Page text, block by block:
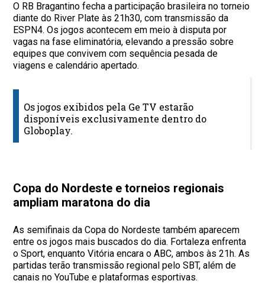
O RB Bragantino fecha a participação brasileira no torneio
diante do River Plate às 21h30, com transmissão da
ESPN4. Os jogos acontecem em meio à disputa por
vagas na fase eliminatória, elevando a pressão sobre
equipes que convivem com sequência pesada de
viagens e calendário apertado.
Os jogos exibidos pela Ge TV estarão
disponíveis exclusivamente dentro do
Globoplay.
Copa do Nordeste e torneios regionais
ampliam maratona do dia
As semifinais da Copa do Nordeste também aparecem
entre os jogos mais buscados do dia. Fortaleza enfrenta
o Sport, enquanto Vitória encara o ABC, ambos às 21h. As
partidas terão transmissão regional pelo SBT, além de
canais no YouTube e plataformas esportivas.